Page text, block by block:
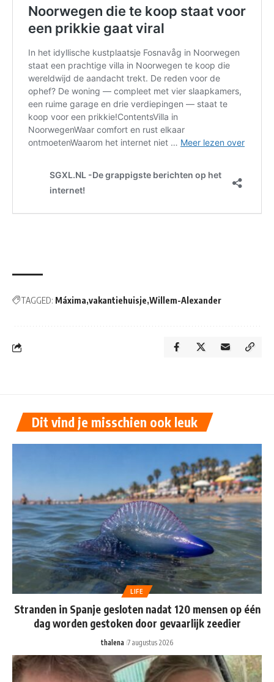
TAGGED: Máxima vakantiehuisje Willem-Alexander
Dit vind je misschien ook leuk
LIFE
Stranden in Spanje gesloten nadat 120 mensen op één
dag worden gestoken door gevaarlijk zeedier
thalena 7 augustus 2026